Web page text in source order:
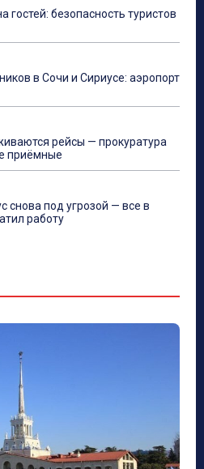
гостей: безопасность туристов
в Сочи и Сириусе: аэропорт
рейсы — прокуратура
приёмные
под угрозой — все в
работу